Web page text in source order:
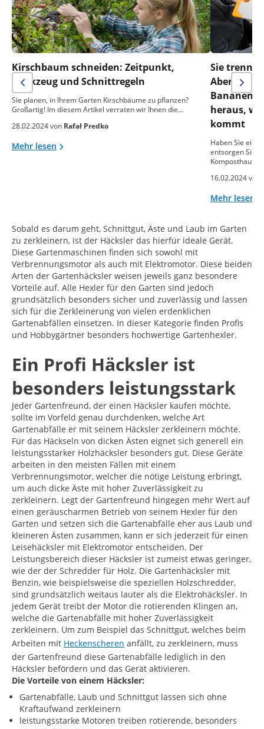
Kirschbaum schneiden: Zeitpunkt,
Werkzeug und Schnittregeln
Sie planen, in Ihrem Garten Kirschbäume zu pflanzen?
Großartig! Im diesem Artikel verraten wir Ihnen die…
28.02.2024 von Rafał Predko
Mehr lesen
Sie
Aber was
heraus,
kommt
Haben Sie
entsorgen Sie
16.02.2024 von
Mehr lesen
Sobald es darum geht, Schnittgut, Äste und Laub im Garten
zu zerkleinern, ist der Häcksler das hierfür ideale Gerät.
Diese Gartenmaschinen finden sich sowohl mit
Verbrennungsmotor als auch mit Elektromotor. Diese beiden
Arten der Gartenhäcksler weisen jeweils ganz besondere
Vorteile auf. Alle Hexler für den Garten sind jedoch
grundsätzlich besonders sicher und zuverlässig und lassen
sich für die Zerkleinerung von vielen erdenklichen
Gartenabfällen einsetzen. In dieser Kategorie finden Profis
und Hobbygärtner besonders hochwertige Gartenhexler.
Ein Profi Häcksler ist
besonders leistungsstark
Jeder Gartenfreund, der einen Häcksler kaufen möchte,
sollte im Vorfeld genau durchdenken, welche Art
Gartenabfälle er mit seinem Häcksler zerkleinern möchte.
Für das Häckseln von dicken Ästen eignet sich generell ein
leistungsstarker Holzhäcksler besonders gut. Diese Geräte
arbeiten in den meisten Fällen mit einem
Verbrennungsmotor, welcher die nötige Leistung erbringt,
um auch dicke Äste mit hoher Zuverlässigkeit zu
zerkleinern. Legt der Gartenfreund hingegen mehr Wert auf
einen geräuscharmen Betrieb von seinem Hexler für den
Garten und setzen sich die Gartenabfälle eher aus Laub und
kleineren Ästen zusammen, kann er sich jederzeit für einen
Leisehäcksler mit Elektromotor entscheiden. Der
Leistungsbereich dieser Häcksler ist zumeist etwas geringer,
wie der der Schredder für Holz. Die Gartenhäcksler mit
Benzin, wie beispielsweise die speziellen Holzschredder,
sind grundsätzlich weitaus lauter als die Elektrohäcksler. In
jedem Gerät treibt der Motor die rotierenden Klingen an,
welche die Gartenabfälle mit hoher Zuverlässigkeit
zerkleinern. Um zum Beispiel das Schnittgut, welches beim
Arbeiten mit Heckenscheren anfällt, zu zerkleinern, muss
der Gartenfreund diese Gartenabfälle lediglich in den
Häcksler befördern und das Gerät aktivieren.
Die Vorteile von einem Häcksler:
Gartenabfälle, Laub und Schnittgut lassen sich ohne
Kraftaufwand zerkleinern
leistungsstarke Motoren treiben rotierende, besonders